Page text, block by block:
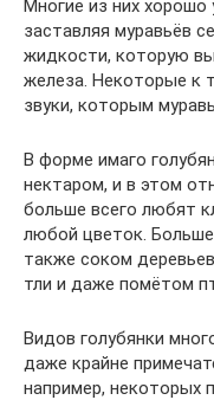
Многие из них хорошо
заставляя муравьёв
жидкости, которую
железа. Некоторые к
звуки, которым
В форме имаго
нектаром, и в этом
больше всего любят
любой цветок.
также соком
тли и даже помётом
Видов голубянки
даже крайне
например, некоторых